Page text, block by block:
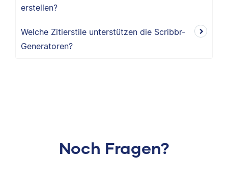
erstellen?
Welche Zitierstile unterstützen die Scribbr-
Generatoren?
Noch Fragen?